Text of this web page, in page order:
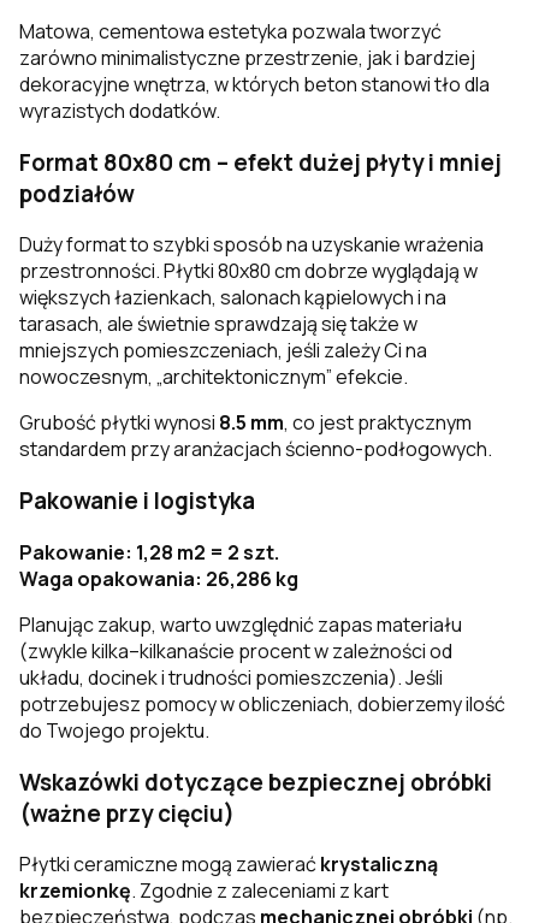
Matowa, cementowa estetyka pozwala tworzyć
zarówno minimalistyczne przestrzenie, jak i bardziej
dekoracyjne wnętrza, w których beton stanowi tło dla
wyrazistych dodatków.
Format 80x80 cm – efekt dużej płyty i mniej
podziałów
Duży format to szybki sposób na uzyskanie wrażenia
przestronności. Płytki 80x80 cm dobrze wyglądają w
większych łazienkach, salonach kąpielowych i na
tarasach, ale świetnie sprawdzają się także w
mniejszych pomieszczeniach, jeśli zależy Ci na
nowoczesnym, „architektonicznym” efekcie.
Grubość płytki wynosi 8.5 mm, co jest praktycznym
standardem przy aranżacjach ścienno-podłogowych.
Pakowanie i logistyka
Pakowanie: 1,28 m2 = 2 szt.
Waga opakowania: 26,286 kg
Planując zakup, warto uwzględnić zapas materiału
(zwykle kilka–kilkanaście procent w zależności od
układu, docinek i trudności pomieszczenia). Jeśli
potrzebujesz pomocy w obliczeniach, dobierzemy ilość
do Twojego projektu.
Wskazówki dotyczące bezpiecznej obróbki
(ważne przy cięciu)
Płytki ceramiczne mogą zawieraćkrystaliczną
krzemionkę. Zgodnie z zaleceniami z kart
bezpieczeństwa, podczas mechanicznej obróbki (np.